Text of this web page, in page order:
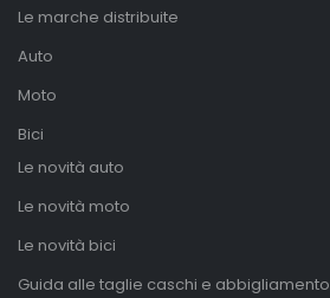
Le marche distribuite
Auto
Moto
Bici
Le novità auto
Le novità moto
Le novità bici
Guida alle taglie caschi e abbigliamento